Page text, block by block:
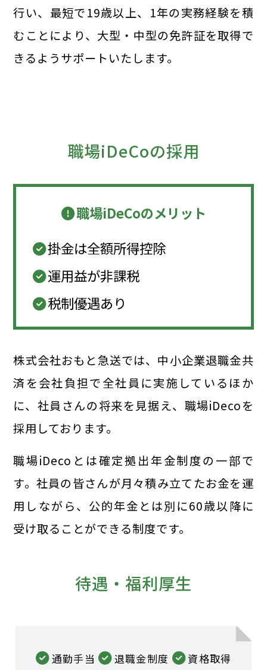
行い、最短で19歳以上、1年の実務経験を積
むことにより、大型・中型の免許証を取得で
きるようサポートいたします。
職場iDeCoの採用
職場iDeCoのメリット
掛金は全額所得控除
運用益が非課税
税制優遇あり
株式会社おもと急送では、中小企業退職金共
済を会社負担で全社員に実施しているほか
に、社員さんの将来を見据え、職場iDecoを
採用しております。
職場iDecoとは確定拠出年金制度の一部で
す。社員の皆さんが月々積み立てたお金を運
用しながら、公的年金とは別に60歳以降に
受け取ることができる制度です。
待遇・福利厚生
通勤手当 退職金制度
資格取得